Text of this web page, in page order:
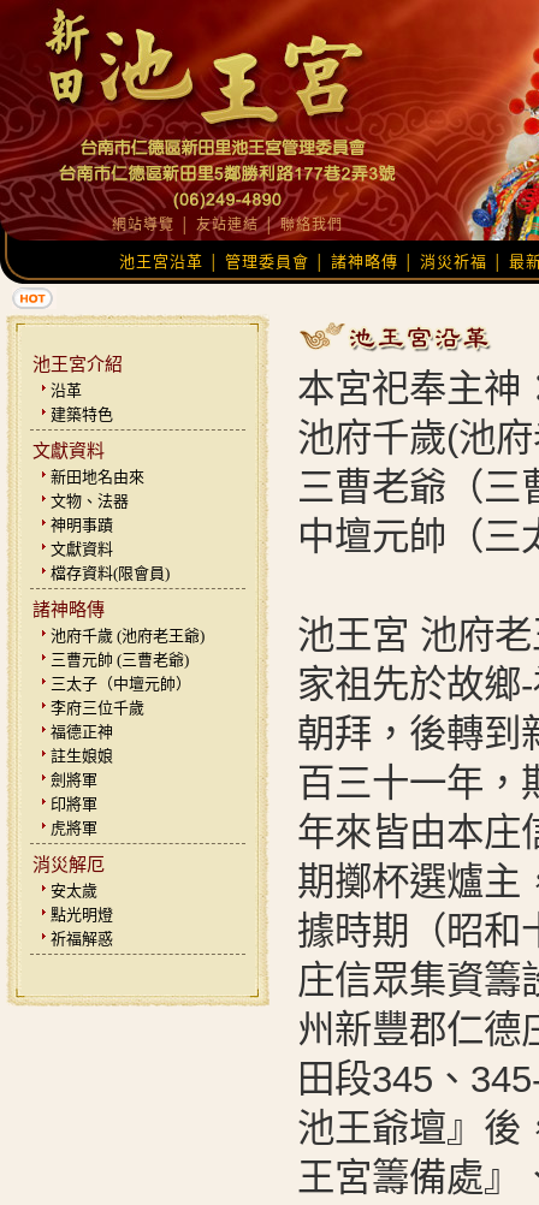
網站導覽 友站連結│聯絡我們
池王宮沿革 管理委員會 諸神略傳 消災祈福 最
池王宮介紹
沿革
建築特色
文獻資料
新田地名由來
文物、法器
神明事蹟
文獻資料
檔存資料(限會員)
諸神略傳
池府千歲 (池府老王爺)
三曹元帥 (三曹老爺)
三太子（中壇元帥）
李府三位千歲
福德正神
註生娘娘
劍將軍
印將軍
虎將軍
消災解厄
安太歲
點光明燈
祈福解惑
本宮祀奉主神
池府千歲(池
三曹老爺（三
中壇元帥（三
池王宮 池府
家祖先於故鄉
朝拜，後轉到
百三十一年，
年來皆由本庄
期擲杯選爐主
據時期（昭和
庄信眾集資籌
州新豐郡仁德
田段345、
池王爺壇』後
王宮籌備處』